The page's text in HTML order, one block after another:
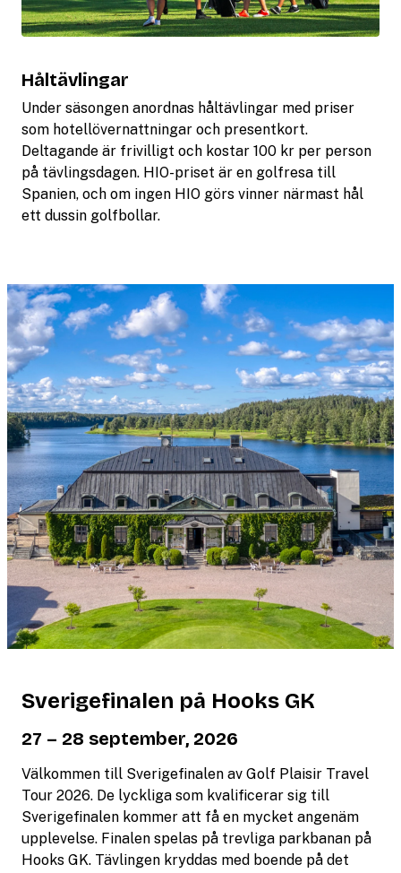
Håltävlingar
Under säsongen anordnas håltävlingar med priser
som hotellövernattningar och presentkort.
Deltagande är frivilligt och kostar 100 kr per person
på tävlingsdagen. HIO-priset är en golfresa till
Spanien, och om ingen HIO görs vinner närmast hål
ett dussin golfbollar.
Sverigefinalen på Hooks GK
27 – 28 september, 2026
Välkommen till Sverigefinalen av Golf Plaisir Travel
Tour 2026. De lyckliga som kvalificerar sig till
Sverigefinalen kommer att få en mycket angenäm
upplevelse. Finalen spelas på trevliga parkbanan på
Hooks GK. Tävlingen kryddas med boende på det